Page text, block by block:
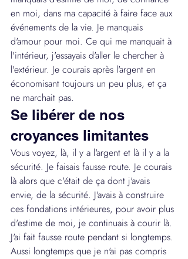
en moi, dans ma capacité à faire face aux
événements de la vie. Je manquais
d'amour pour moi. Ce qui me manquait à
l'intérieur, j'essayais d'aller le chercher à
l'extérieur. Je courais après l'argent en
économisant toujours un peu plus, et ça
ne marchait pas.
Se libérer de nos
croyances limitantes
Vous voyez, là, il y a l'argent et là il y a la
sécurité. Je faisais fausse route. Je courais
là alors que c'était de ça dont j'avais
envie, de la sécurité. J'avais à construire
ces fondations intérieures, pour avoir plus
d'estime de moi, je continuais à courir là.
J'ai fait fausse route pendant si longtemps.
Aussi longtemps que je n'ai pas compris